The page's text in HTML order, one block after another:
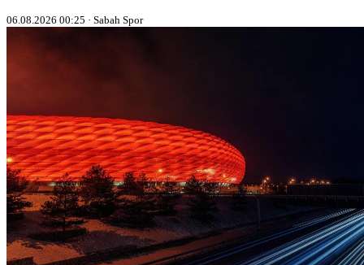
06.08.2026 00:25 · Sabah Spor